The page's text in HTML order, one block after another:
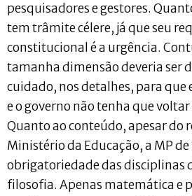
pesquisadores e gestores.
tem trâmite célere, já que seu
constitucional é a urgência.
tamanha dimensão deveria ser
cuidado, nos detalhes, para que
e o governo não tenha que
Quanto ao conteúdo, apesar do
Ministério da Educação, a MP
obrigatoriedade das disciplinas
filosofia. Apenas matemática e